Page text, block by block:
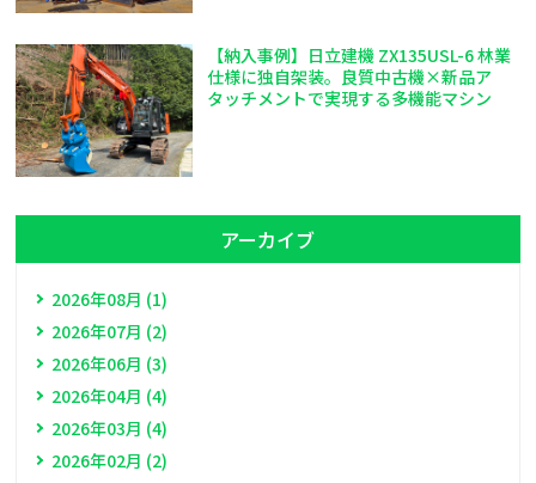
【納入事例】日立建機 ZX135USL-6 林業
仕様に独自架装。良質中古機×新品ア
タッチメントで実現する多機能マシン
アーカイブ
2026年08月 (1)
2026年07月 (2)
2026年06月 (3)
2026年04月 (4)
2026年03月 (4)
2026年02月 (2)